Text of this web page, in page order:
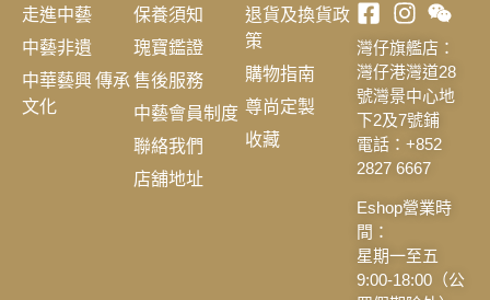
走進中藝
中藝非遺
中華藝興 傳承
文化
保養須知
瑰寶鑑證
售後服務
中藝會員制度
聯絡我們
店舖地址
退貨及換貨政
策
購物指南
尊尚定製
收藏
灣仔旗艦店：
灣仔港灣道28
號灣景中心地
下2及7號鋪
電話：+852
2827 6667
Eshop營業時
間：
星期一至五
9:00-18:00（公